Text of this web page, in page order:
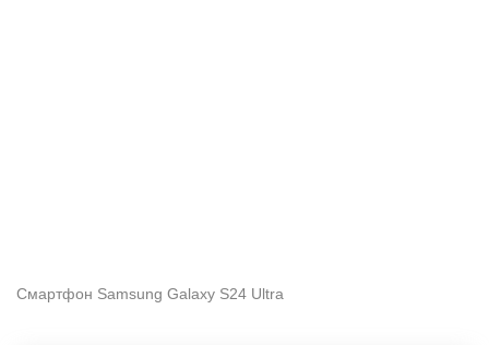
Смартфон Samsung Galaxy S24 Ultra